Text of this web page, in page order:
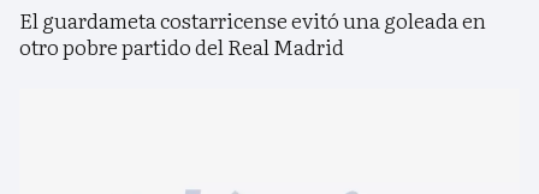
El guardameta costarricense evitó una goleada en
otro pobre partido del Real Madrid